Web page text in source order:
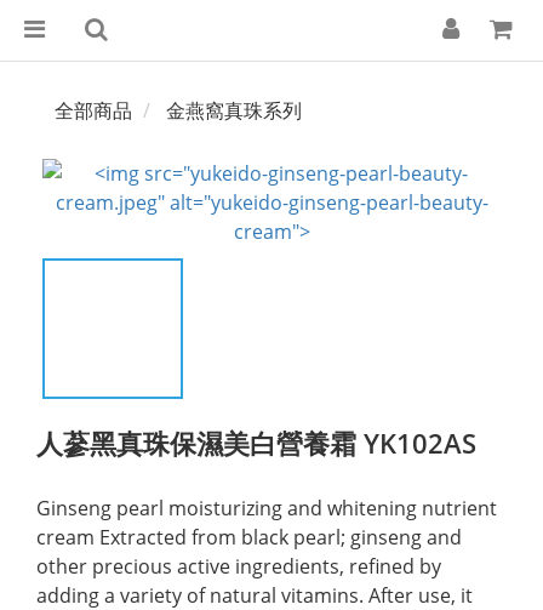
全部商品 金燕窩真珠系列
人蔘黑真珠保濕美白營養霜 YK102AS
Ginseng pearl moisturizing and whitening nutrient
cream Extracted from black pearl; ginseng and
other precious active ingredients, refined by
adding a variety of natural vitamins. After use, it